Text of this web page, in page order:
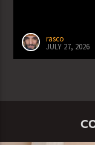
rasco
JULY 27, 2026